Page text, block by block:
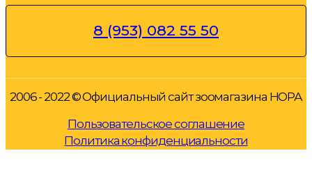
8 (953) 082 55 50
2006 - 2022 © Официальный сайт зоомагазина НОРА
Пользовательское соглашение
Политика конфиденциальности